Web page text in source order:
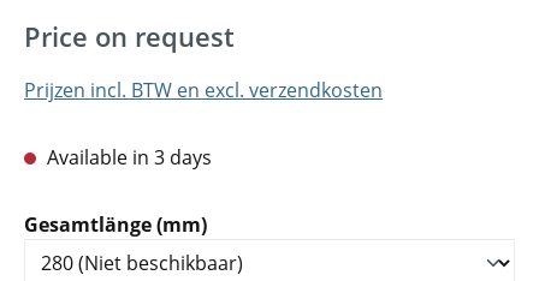
Price on request
Prijzen incl. BTW en excl. verzendkosten
Available in 3 days
Selecteer
Gesamtlänge (mm)